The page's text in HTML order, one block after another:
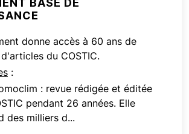
BASE DE
donne accès à 60 ans de
du COSTIC.
:
: revue rédigée et éditée
pendant 26 années. Elle
des milliers d...